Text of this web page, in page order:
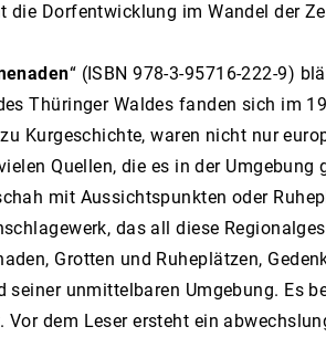
die Dorfentwicklung im Wandel der
“ (ISBN 978-3-95716-222-9)
Thüringer Waldes fanden sich im
Kurgeschichte, waren nicht nur
Quellen, die es in der
mit Aussichtspunkten oder
das all diese
Grotten und Ruheplätzen,
seiner unmittelbaren Umgebung. Es
Vor dem Leser ersteht ein